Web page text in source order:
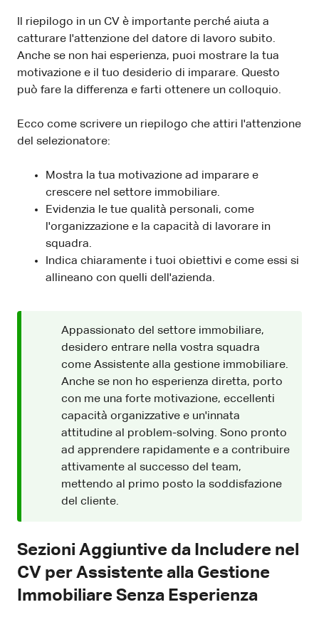
Il riepilogo in un CV è importante perché aiuta a
catturare l'attenzione del datore di lavoro subito.
Anche se non hai esperienza, puoi mostrare la tua
motivazione e il tuo desiderio di imparare. Questo
può fare la differenza e farti ottenere un colloquio.
Ecco come scrivere un riepilogo che attiri l'attenzione
del selezionatore:
Mostra la tua motivazione ad imparare e
crescere nel settore immobiliare.
Evidenzia le tue qualità personali, come
l'organizzazione e la capacità di lavorare in
squadra.
Indica chiaramente i tuoi obiettivi e come essi si
allineano con quelli dell'azienda.
Appassionato del settore immobiliare,
desidero entrare nella vostra squadra
come Assistente alla gestione immobiliare.
Anche se non ho esperienza diretta, porto
con me una forte motivazione, eccellenti
capacità organizzative e un'innata
attitudine al problem-solving. Sono pronto
ad apprendere rapidamente e a contribuire
attivamente al successo del team,
mettendo al primo posto la soddisfazione
del cliente.
Sezioni Aggiuntive da Includere nel
CV per Assistente alla Gestione
Immobiliare Senza Esperienza